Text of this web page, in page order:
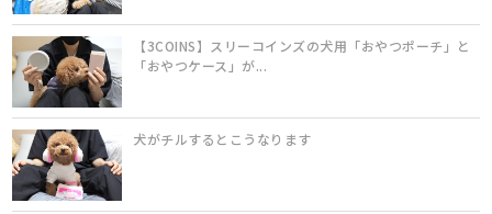
【3COINS】スリーコインズの犬用「おやつポーチ」と
「おやつケース」が...
犬がチルするとこうなります